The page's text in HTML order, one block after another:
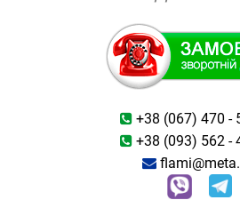
+38 (067) 470 -
+38 (093) 562 -